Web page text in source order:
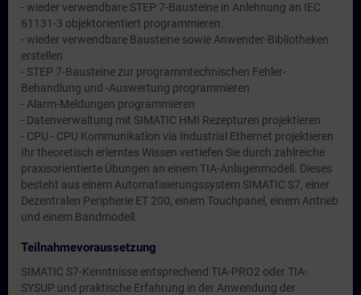
- wieder verwendbare STEP 7-Bausteine in Anlehnung an IEC
61131-3 objektorientiert programmieren.
- wieder verwendbare Bausteine sowie Anwender-Bibliotheken
erstellen
- STEP 7-Bausteine zur programmtechnischen Fehler-
Behandlung und -Auswertung programmieren
- Alarm-Meldungen programmieren
- Datenverwaltung mit SIMATIC HMI Rezepturen projektieren
- CPU - CPU Kommunikation via Industrial Ethernet projektieren
Ihr theoretisch erlerntes Wissen vertiefen Sie durch zahlreiche
praxisorientierte Übungen an einem TIA-Anlagenmodell. Dieses
besteht aus einem Automatisierungssystem SIMATIC S7, einer
Dezentralen Peripherie ET 200, einem Touchpanel, einem Antrieb
und einem Bandmodell.
Teilnahmevoraussetzung
SIMATIC S7-Kenntnisse entsprechend TIA-PRO2 oder TIA-
SYSUP und praktische Erfahrung in der Anwendung der